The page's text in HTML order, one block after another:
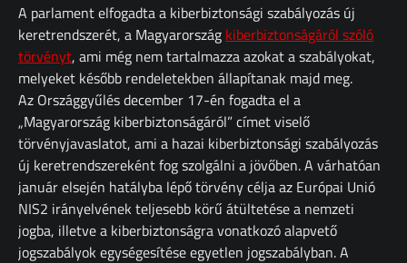
A parlament elfogadta a kiberbiztonsági szabályozás új
keretrendszerét, a Magyarország kiberbiztonságáról szóló
törvényt, ami még nem tartalmazza azokat a szabályokat,
melyeket később rendeletekben állapítanak majd meg.
Az Országgyűlés december 17-én fogadta el a
„Magyarország kiberbiztonságáról” címet viselő
törvényjavaslatot, ami a hazai kiberbiztonsági szabályozás
új keretrendszereként fog szolgálni a jövőben. A várhatóan
január elsején hatályba lépő törvény célja az Európai Unió
NIS2 irányelvének teljesebb körű átültetése a nemzeti
jogba, illetve a kiberbiztonságra vonatkozó alapvető
jogszabályok egységesítése egyetlen jogszabályban. A